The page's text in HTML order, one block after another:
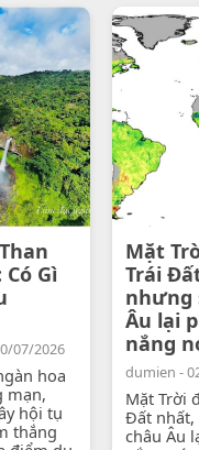
Gì
07/2026
hoa
mạn,
hội tụ
thắng
Mặt
Trái
nhưng
Âu lại
nắng
dumien -
Mặt Trời
Đất nhất,
châu Âu